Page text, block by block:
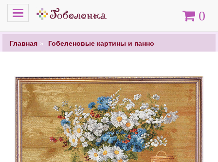
Меню Корзина
0
Главная Гобеленовые картины и панно